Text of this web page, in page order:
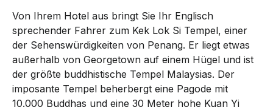
Von Ihrem Hotel aus bringt Sie Ihr Englisch
sprechender Fahrer zum Kek Lok Si Tempel, einer
der Sehenswürdigkeiten von Penang. Er liegt etwas
außerhalb von Georgetown auf einem Hügel und ist
der größte buddhistische Tempel Malaysias. Der
imposante Tempel beherbergt eine Pagode mit
10.000 Buddhas und eine 30 Meter hohe Kuan Yi